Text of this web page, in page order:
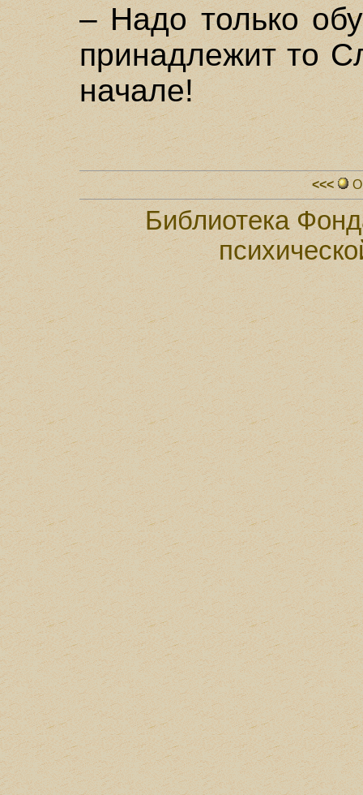
– Надо только
принадлежит то
начале!
<<<
Библиотека